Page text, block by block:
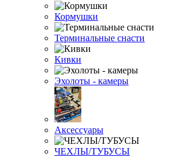
Кормушки
Терминальные снасти
Кивки
Эхолоты - камеры
Аксессуары
ЧЕХЛЫ/ТУБУСЫ